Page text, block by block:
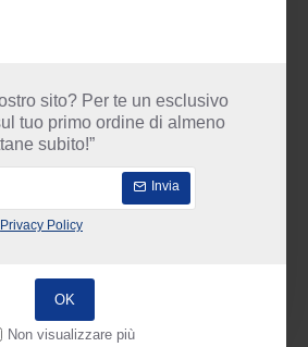
sito? Per te un esclusivo
tuo primo ordine di almeno
subito!”
Invia
Privacy Policy
OK
Non visualizzare più
502X